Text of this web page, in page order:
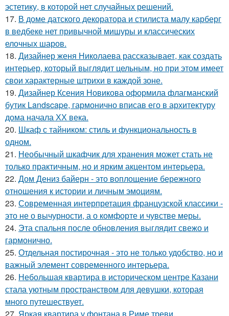
эстетику, в которой нет случайных решений.
17. В доме датского декоратора и стилиста малу карберг
в ведбеке нет привычной мишуры и классических
елочных шаров.
18. Дизайнер женя Николаева рассказывает, как создать
интерьер, который выглядит цельным, но при этом имеет
свои характерные штрихи в каждой зоне.
19. Дизайнер Ксения Новикова оформила флагманский
бутик Landscape, гармонично вписав его в архитектуру
дома начала ХХ века.
20. Шкаф с тайником: стиль и функциональность в
одном.
21. Необычный шкафчик для хранения может стать не
только практичным, но и ярким акцентом интерьера.
22. Дом Дениз байерн - это воплощение бережного
отношения к истории и личным эмоциям.
23. Современная интерпретация французской классики -
это не о вычурности, а о комфорте и чувстве меры.
24. Эта спальня после обновления выглядит свежо и
гармонично.
25. Отдельная постирочная - это не только удобство, но и
важный элемент современного интерьера.
26. Небольшая квартира в историческом центре Казани
стала уютным пространством для девушки, которая
много путешествует.